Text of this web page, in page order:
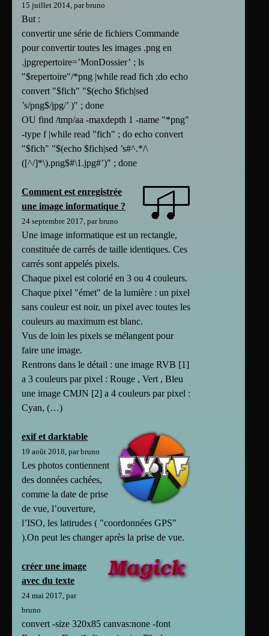
15 juillet 2014, par bruno
But :
convertir une série de fichiers Commande
pour convertir toutes les images .png en
.jpgrepertoire=’MonDossier’ ; ls
"$repertoire"/*png |while read fich ;do echo
convert "$fich" "$(echo $fich|sed
’s/png$/jpg/’ )" ; done
OU find /tmp/aa -maxdepth 1 -name "*png"
-type f |while read "fich" ; do echo convert
"$fich" "$(echo $fich|sed ’s#^.*/\
([^/]*\).png$#\1.jpg#’)" ; done
Comment est enregistrée
une image informatique ?
24 septembre 2017, par bruno
Une image informatique est un rectangle,
constituée de carrés de taille identiques. Ces
carrés sont appelés pixels.
Chaque pixel est colorié en 3 ou 4 couleurs.
Chaque pixel "émet" de la lumière : un pixel
sans couleur est noir, un pixel avec toutes les
couleurs au maximum est blanc.
Vus de loin les pixels se mélangent pour
faire une image.
Rentrons dans le détail : une image RVB [1]
a 3 couleurs par pixel : Rouge , Vert , Bleu
une image CMJN [2] a 4 couleurs par pixel :
Cyan, (…)
exif et darktable
19 août 2018, par bruno
Les photos contiennent
des données cachées,
comme la date de prise
de vue, l’ouverture,
l’ISO, les latirudes ( "coordonnées GPS"
).On peut les changer après la prise de vue.
créer une image
avec du texte
24 mai 2017, par
bruno
convert -size 320x85 canvas:none -font